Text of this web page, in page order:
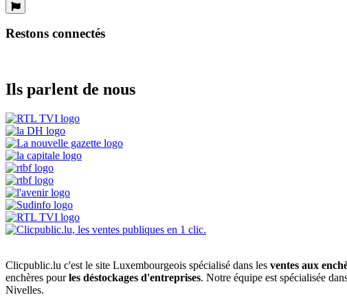
Restons connectés
Ils parlent de nous
Clicpublic.lu c'est le site Luxembourgeois spécialisé dans les ventes aux
enchères pourles déstockages d'entreprises. Notre équipe est spécialisée
Nivelles.